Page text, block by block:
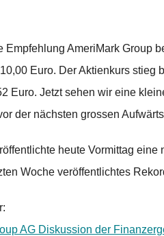
Empfehlung AmeriMark Group
Euro. Der Aktienkurs stieg
Euro. Jetzt sehen wir eine
der nächsten grossen
heute Vormittag
Woche veröffentlichtes
AG Diskussion der